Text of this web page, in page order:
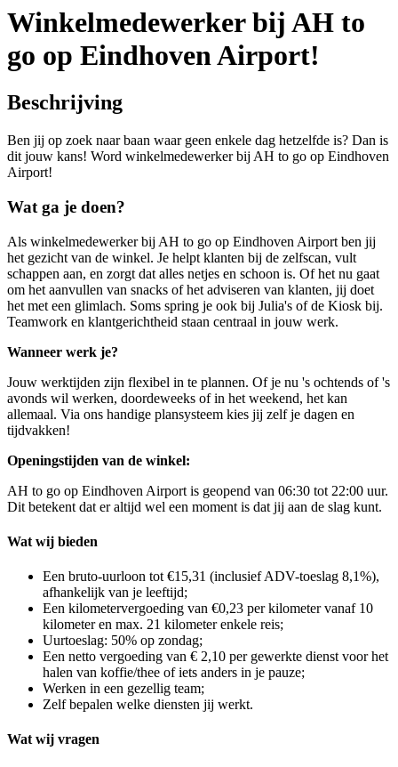
Winkelmedewerker bij AH to
go op Eindhoven Airport!
Beschrijving
Ben jij op zoek naar baan waar geen enkele dag hetzelfde is? Dan is
dit jouw kans! Word winkelmedewerker bij AH to go op Eindhoven
Airport!
Wat ga je doen?
Als winkelmedewerker bij AH to go op Eindhoven Airport ben jij
het gezicht van de winkel. Je helpt klanten bij de zelfscan, vult
schappen aan, en zorgt dat alles netjes en schoon is. Of het nu gaat
om het aanvullen van snacks of het adviseren van klanten, jij doet
het met een glimlach. Soms spring je ook bij Julia's of de Kiosk bij.
Teamwork en klantgerichtheid staan centraal in jouw werk.
Wanneer werk je?
Jouw werktijden zijn flexibel in te plannen. Of je nu 's ochtends of 's
avonds wil werken, doordeweeks of in het weekend, het kan
allemaal. Via ons handige plansysteem kies jij zelf je dagen en
tijdvakken!
Openingstijden van de winkel:
AH to go op Eindhoven Airport is geopend van 06:30 tot 22:00 uur.
Dit betekent dat er altijd wel een moment is dat jij aan de slag kunt.
Wat wij bieden
Een bruto-uurloon tot €15,31 (inclusief ADV-toeslag 8,1%),
afhankelijk van je leeftijd;
Een kilometervergoeding van €0,23 per kilometer vanaf 10
kilometer en max. 21 kilometer enkele reis;
Uurtoeslag: 50% op zondag;
Een netto vergoeding van € 2,10 per gewerkte dienst voor het
halen van koffie/thee of iets anders in je pauze;
Werken in een gezellig team;
Zelf bepalen welke diensten jij werkt.
Wat wij vragen